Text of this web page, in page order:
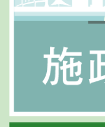
行政公職局在公共
提升特區治理效能
[1]）查閱。 未來，行政公職局將繼續緊扣國家發展方向
和特區政府施政目
實深化公共行政改革的各項工